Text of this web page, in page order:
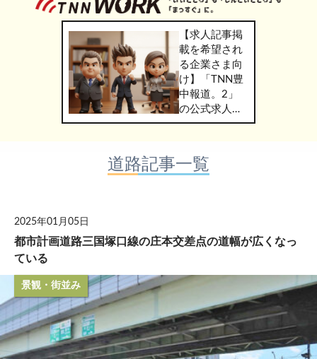
【求人記事掲
載を希望され
る企業さま向
け】「TNN豊
中報道。2」
の公式求人情
報サービス
WORK」のご
掲載につきま
道路記事一覧
2025年01月05日
都市計画道路三国塚口線の庄本交差点の道幅が広くなっ
ている
景観・街並み